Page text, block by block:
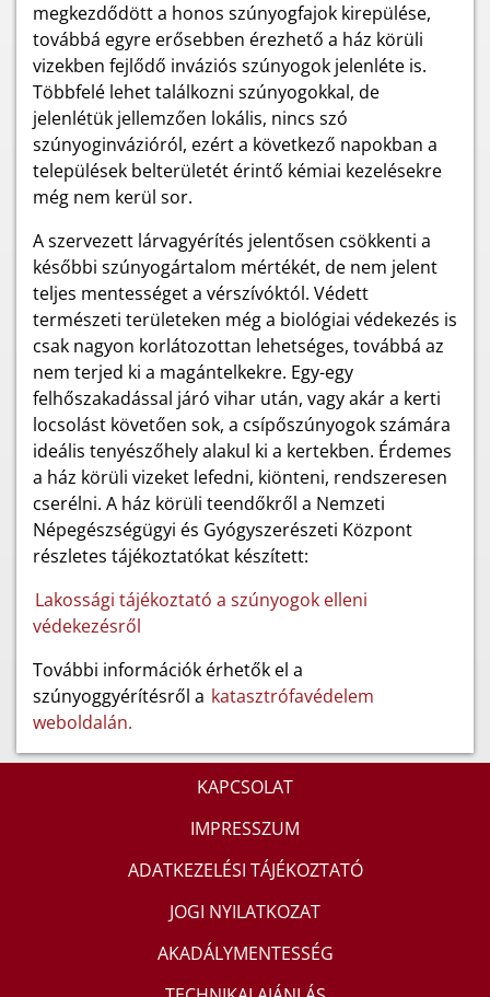
megkezdődött a honos szúnyogfajok kirepülése,
továbbá egyre erősebben érezhető a ház körüli
vizekben fejlődő inváziós szúnyogok jelenléte is.
Többfelé lehet találkozni szúnyogokkal, de
jelenlétük jellemzően lokális, nincs szó
szúnyoginvázióról, ezért a következő napokban a
települések belterületét érintő kémiai kezelésekre
még nem kerül sor.
A szervezett lárvagyérítés jelentősen csökkenti a
későbbi szúnyogártalom mértékét, de nem jelent
teljes mentességet a vérszívóktól. Védett
természeti területeken még a biológiai védekezés is
csak nagyon korlátozottan lehetséges, továbbá az
nem terjed ki a magántelkekre. Egy-egy
felhőszakadással járó vihar után, vagy akár a kerti
locsolást követően sok, a csípőszúnyogok számára
ideális tenyészőhely alakul ki a kertekben. Érdemes
a ház körüli vizeket lefedni, kiönteni, rendszeresen
cserélni. A ház körüli teendőkről a Nemzeti
Népegészségügyi és Gyógyszerészeti Központ
részletes tájékoztatókat készített:
Lakossági tájékoztató a szúnyogok elleni
védekezésről
További információk érhetők el a
szúnyoggyérítésről a katasztrófavédelem
weboldalán.
KAPCSOLAT
IMPRESSZUM
ADATKEZELÉSI TÁJÉKOZTATÓ
JOGI NYILATKOZAT
AKADÁLYMENTESSÉG